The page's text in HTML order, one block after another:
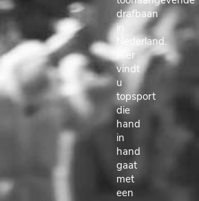
drafbaan
in
Nederland.
Hier
vindt
u
topsport
die
hand
in
hand
gaat
met
een